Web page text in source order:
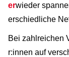
erwieder
erschiedliche
Bei zahlreichen
r:innen auf